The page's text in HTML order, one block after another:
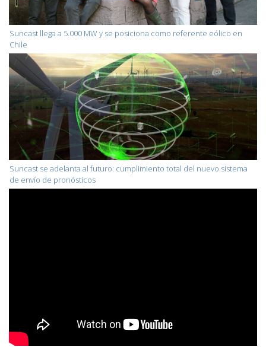
Suncast llega a 5.000 MW y se posiciona como referente eólico en
Chile
Suncast se adelanta al futuro: cumplimiento total del nuevo sistema
de envío de pronósticos